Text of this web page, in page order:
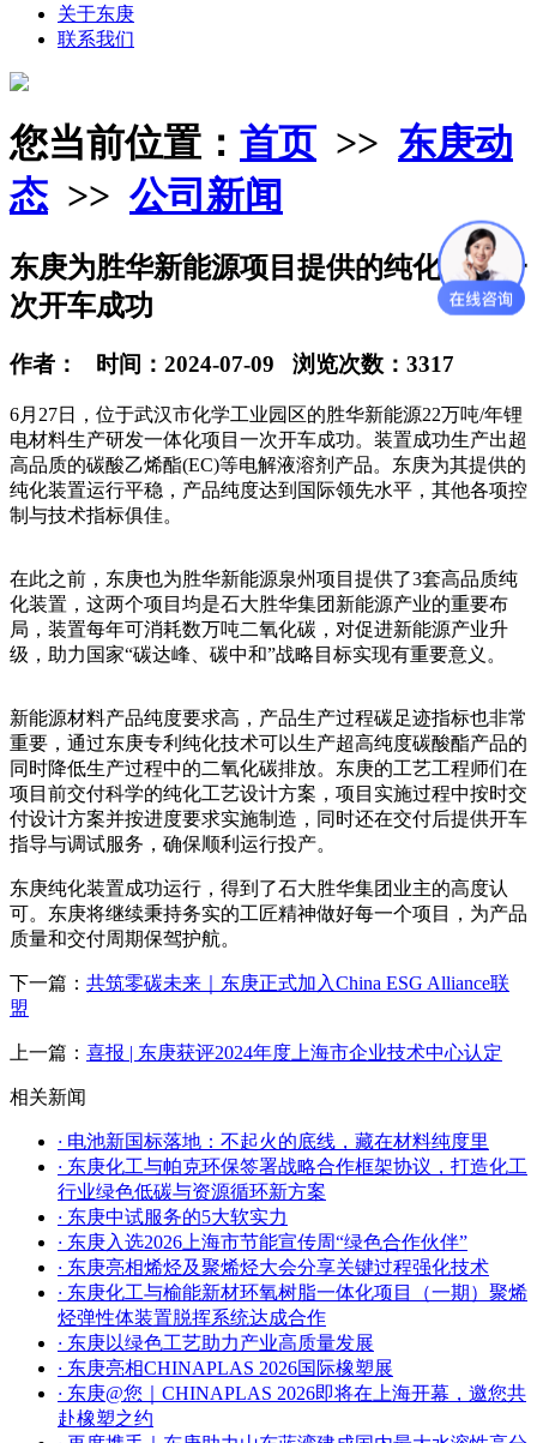
关于东庚
联系我们
您当前位置： 首页 >> 东庚动
态 >> 公司新闻
东庚为胜华新能源项目提供的纯化装置一
次开车成功
作者： 时间：2024-07-09 浏览次数：3317
6月27日，位于武汉市化学工业园区的胜华新能源22万吨/年锂
电材料生产研发一体化项目一次开车成功。装置成功生产出超
高品质的碳酸乙烯酯(EC)等电解液溶剂产品。东庚为其提供的
纯化装置运行平稳，产品纯度达到国际领先水平，其他各项控
制与技术指标俱佳。
在此之前，东庚也为胜华新能源泉州项目提供了3套高品质纯
化装置，这两个项目均是石大胜华集团新能源产业的重要布
局，装置每年可消耗数万吨二氧化碳，对促进新能源产业升
级，助力国家“碳达峰、碳中和”战略目标实现有重要意义。
新能源材料产品纯度要求高，产品生产过程碳足迹指标也非常
重要，通过东庚专利纯化技术可以生产超高纯度碳酸酯产品的
同时降低生产过程中的二氧化碳排放。东庚的工艺工程师们在
项目前交付科学的纯化工艺设计方案，项目实施过程中按时交
付设计方案并按进度要求实施制造，同时还在交付后提供开车
指导与调试服务，确保顺利运行投产。
东庚纯化装置成功运行，得到了石大胜华集团业主的高度认
可。东庚将继续秉持务实的工匠精神做好每一个项目，为产品
质量和交付周期保驾护航。
下一篇： 共筑零碳未来｜东庚正式加入China ESG Alliance联
盟
上一篇： 喜报 | 东庚获评2024年度上海市企业技术中心认定
相关新闻
· 电池新国标落地：不起火的底线，藏在材料纯度里
· 东庚化工与帕克环保签署战略合作框架协议，打造化工
行业绿色低碳与资源循环新方案
· 东庚中试服务的5大软实力
· 东庚入选2026上海市节能宣传周“绿色合作伙伴”
· 东庚亮相烯烃及聚烯烃大会分享关键过程强化技术
· 东庚化工与榆能新材环氧树脂一体化项目（一期）聚烯
烃弹性体装置脱挥系统达成合作
· 东庚以绿色工艺助力产业高质量发展
· 东庚亮相CHINAPLAS 2026国际橡塑展
· 东庚@您｜CHINAPLAS 2026即将在上海开幕，邀您共
赴橡塑之约